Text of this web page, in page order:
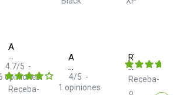
Audio
Technica
ATH
M40x
Receba-
4.7/5 -
opiniones
Audio
Technica
ATH
M20x
4/5 -
1 opiniones
RTX
Soporte
para
teclado
Receba-
o